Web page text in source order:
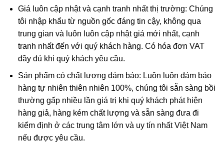
hợp với hiệu ứng quang học khi tiếp xúc với ánh sáng tạo
nên một vẻ đẹp khó cưỡng với bất kì ai hiểu biết về đá.
Giá luôn cập nhật và cạnh tranh nhất thị trường: Chúng
tôi nhập khẩu từ nguồn gốc đáng tin cậy, không qua
trung gian và luôn luôn cập nhật giá mới nhất, cạnh
tranh nhất đến với quý khách hàng. Có hóa đơn VAT
đầy đủ khi quý khách yêu cầu.
Sản phẩm có chất lượng đảm bảo: Luôn luôn đảm bảo
hàng tự nhiên thiên nhiên 100%, chúng tôi sẵn sàng bồi
thường gấp nhiều lần giá trị khi quý khách phát hiện
hàng giả, hàng kém chất lượng và sẵn sàng đưa đi
kiểm định ở các trung tâm lớn và uy tín nhất Việt Nam
nếu được yêu cầu.